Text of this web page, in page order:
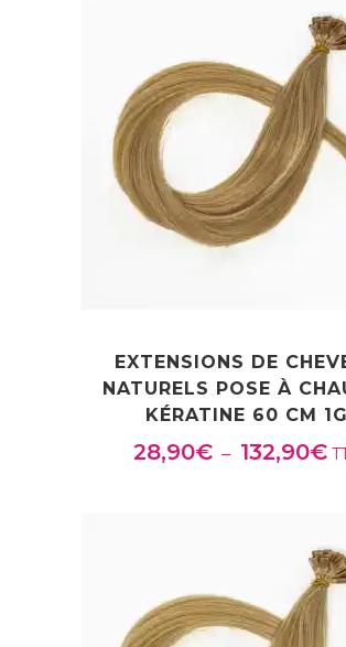
à
EXTENSIONS DE
NATURELS POSE À
KÉRATINE 60 CM 1G
28,90€ – 132,90€
à